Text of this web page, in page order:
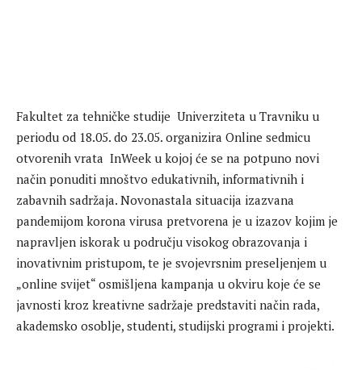
Fakultet za tehničke studije Univerziteta u Travniku u
periodu od 18.05. do 23.05. organizira Online sedmicu
otvorenih vrata InWeek u kojoj će se na potpuno novi
način ponuditi mnoštvo edukativnih, informativnih i
zabavnih sadržaja. Novonastala situacija izazvana
pandemijom korona virusa pretvorena je u izazov kojim je
napravljen iskorak u području visokog obrazovanja i
inovativnim pristupom, te je svojevrsnim preseljenjem u
„online svijet“ osmišljena kampanja u okviru koje će se
javnosti kroz kreativne sadržaje predstaviti način rada,
akademsko osoblje, studenti, studijski programi i projekti.